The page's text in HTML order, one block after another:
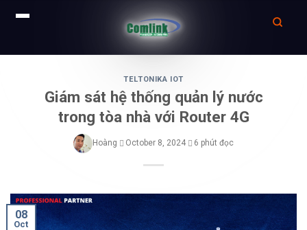
TELTONIKA IOT
Giám sát hệ thống quản lý nước
trong tòa nhà với Router 4G
Hoàng October 8, 2024 6 phút đọc
08
Oct